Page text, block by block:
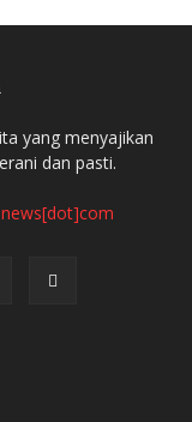
yang menyajikan
dan pasti.